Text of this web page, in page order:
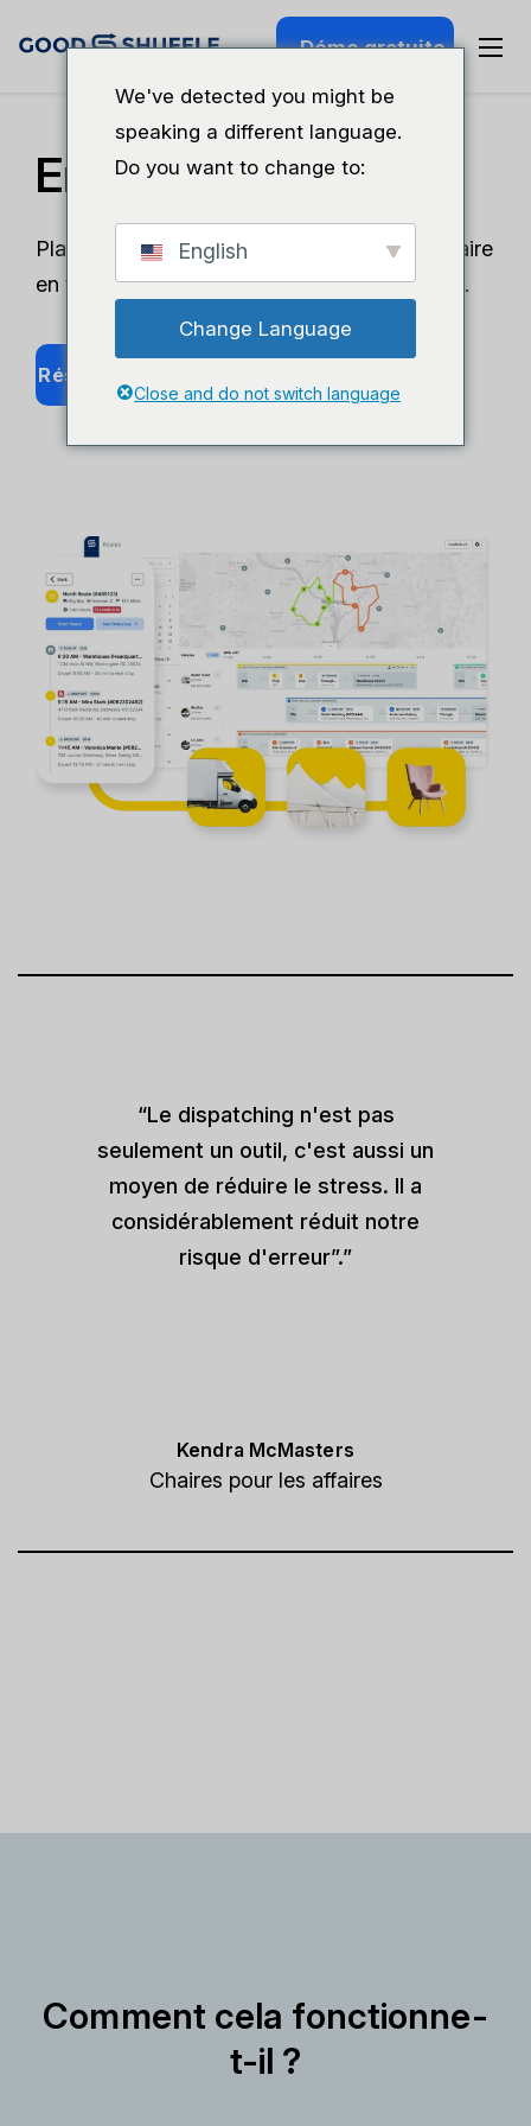
Démo gratuite
Envoi
Planifiez, adaptez et exécutez chaque itinéraire
en toute confiance, sans vous casser la tête.
Réserver Une Démo
“Le dispatching n'est pas
seulement un outil, c'est aussi un
moyen de réduire le stress. Il a
considérablement réduit notre
risque d'erreur”.”
Kendra McMasters
Chaires pour les affaires
Comment cela fonctionne-
t-il ?
We've detected you might be
speaking a different language.
Do you want to change to:
English
Change Language
Close and do not switch language